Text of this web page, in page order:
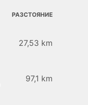
РАЗСТОЯНИЕ
27,53 km
97,1 km